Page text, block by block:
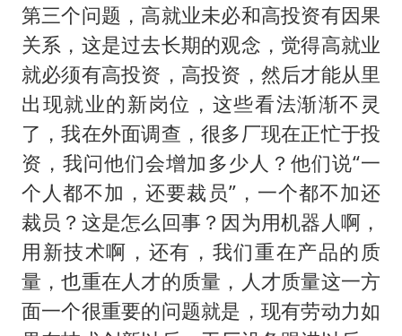
第三个问题，高就业未必和高投资有因果
关系，这是过去长期的观念，觉得高就业
就必须有高投资，高投资，然后才能从里
出现就业的新岗位，这些看法渐渐不灵
了，我在外面调查，很多厂现在正忙于投
资，我问他们会增加多少人？他们说“一
个人都不加，还要裁员”，一个都不加还
裁员？这是怎么回事？因为用机器人啊，
用新技术啊，还有，我们重在产品的质
量，也重在人才的质量，人才质量这一方
面一个很重要的问题就是，现有劳动力如